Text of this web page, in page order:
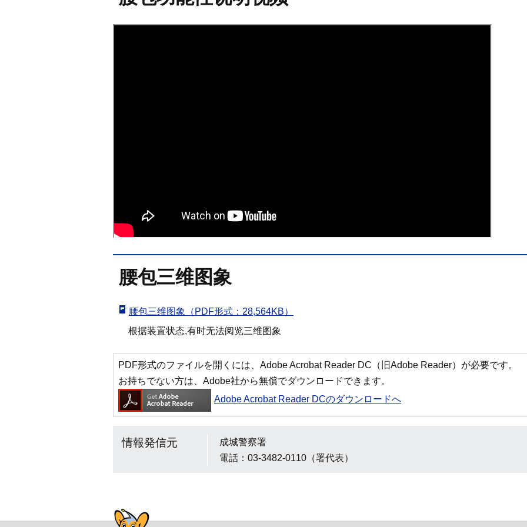
腰包三维图象
腰包三维图象（PDF形式：28,564KB）
根据装置状态,有时无法阅览三维图象
PDF形式のファイルを開くには、Adobe Acrobat Reader DC（旧Adobe Reader）が必要です。
お持ちでない方は、Adobe社から無償でダウンロードできます。
Adobe Acrobat Reader DCのダウンロードへ
情報発信元
成城警察署
電話：03-3482-0110（署代表）